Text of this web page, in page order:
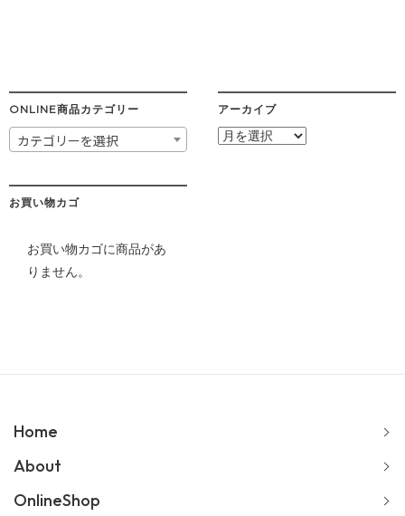
ONLINE商品カテゴリー
カテゴリーを選択
アーカイブ
ア
お買い物カゴ
お買い物カゴに商品があ
りません。
Home
About
OnlineShop